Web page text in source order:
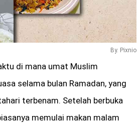
By. Pixnio
di mana umat Muslim
selama bulan Ramadan, yang
terbenam. Setelah berbuka
memulai makan malam